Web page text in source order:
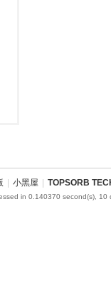
小黑屋 TOPSORB
in 0.140370 second(s), 10